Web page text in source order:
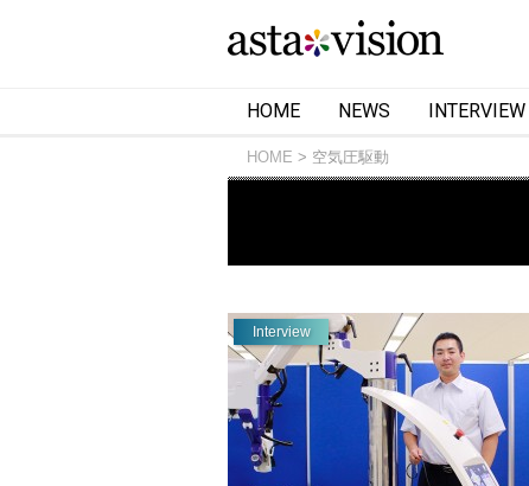
HOME NEWS INTERVIEW
HOME 空気圧駆動
Interview